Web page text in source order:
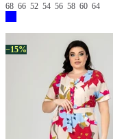
68 66 52 54 56 58 60 64
−15%